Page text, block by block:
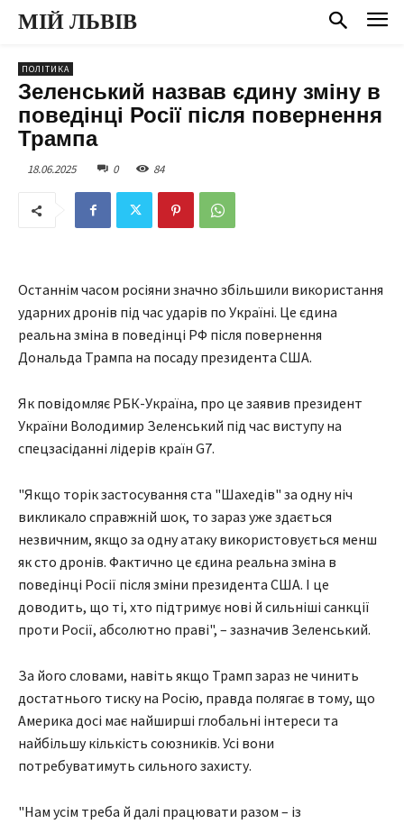
МІЙ ЛЬВІВ
ПОЛІТИКА
Зеленський назвав єдину зміну в
поведінці Росії після повернення
Трампа
18.06.2025 0 84
Останнім часом росіяни значно збільшили використання
ударних дронів під час ударів по Україні. Це єдина
реальна зміна в поведінці РФ після повернення
Дональда Трампа на посаду президента США.
Як повідомляє РБК-Україна, про це заявив президент
України Володимир Зеленський під час виступу на
спецзасіданні лідерів країн G7.
"Якщо торік застосування ста "Шахедів" за одну ніч
викликало справжній шок, то зараз уже здається
незвичним, якщо за одну атаку використовується менш
як сто дронів. Фактично це єдина реальна зміна в
поведінці Росії після зміни президента США. І це
доводить, що ті, хто підтримує нові й сильніші санкції
проти Росії, абсолютно праві", – зазначив Зеленський.
За його словами, навіть якщо Трамп зараз не чинить
достатнього тиску на Росію, правда полягає в тому, що
Америка досі має найширші глобальні інтереси та
найбільшу кількість союзників. Усі вони
потребуватимуть сильного захисту.
"Нам усім треба й далі працювати разом – із